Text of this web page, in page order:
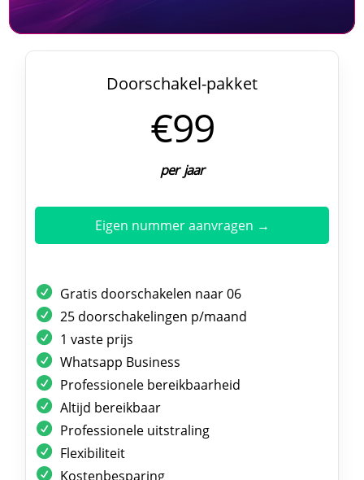
Doorschakel-pakket
€99
per jaar
Eigen nummer aanvragen →
Gratis doorschakelen naar 06
25 doorschakelingen p/maand
1 vaste prijs
Whatsapp Business
Professionele bereikbaarheid
Altijd bereikbaar
Professionele uitstraling
Flexibiliteit
Kostenbesparing